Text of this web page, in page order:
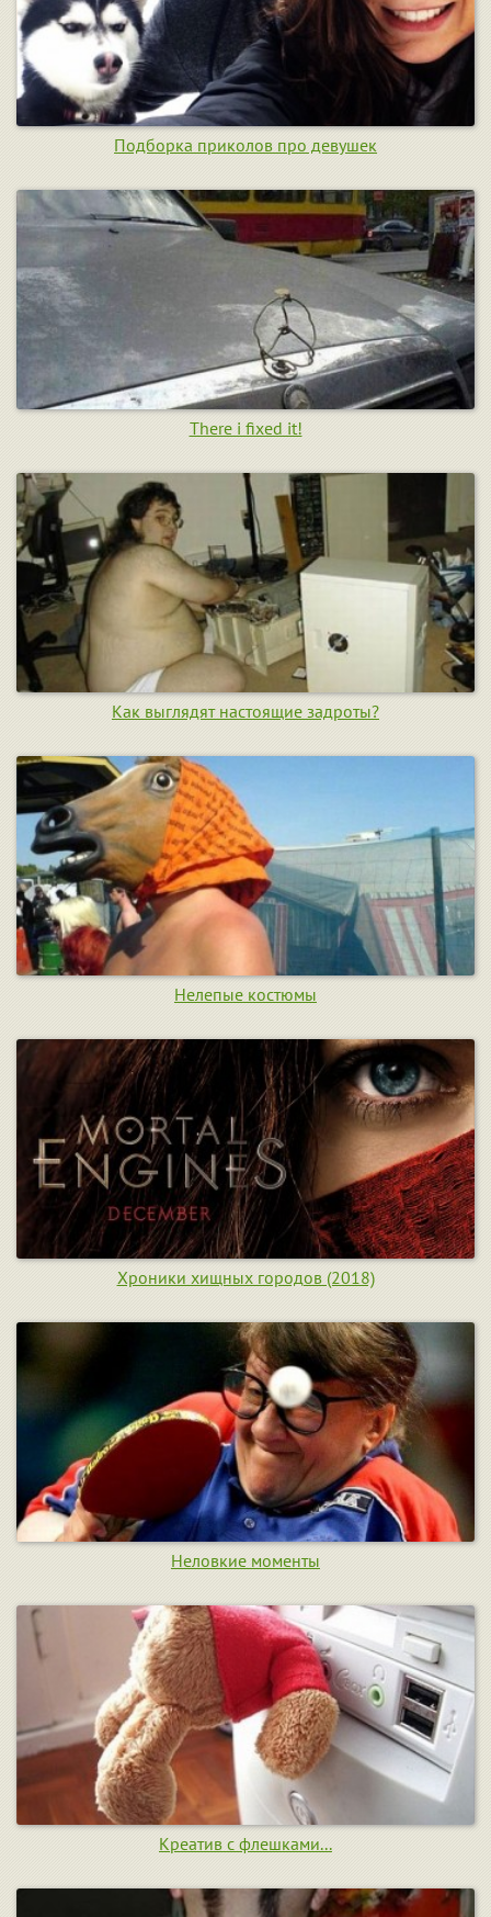
Подборка приколов про девушек
There i fixed it!
Как выглядят настоящие задроты?
Нелепые костюмы
Хроники хищных городов (2018)
Неловкие моменты
Креатив с флешками...